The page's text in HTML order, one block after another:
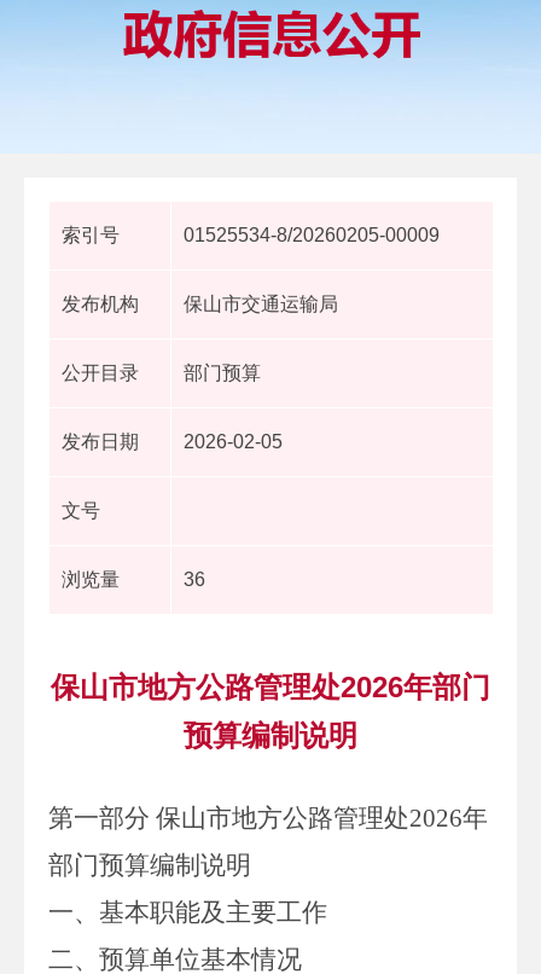
索引号 01525534-8/20260205-00009
发布机构 保山市交通运输局
公开目录 部门预算
发布日期 2026-02-05
文号
浏览量 36
保山市地方公路管理处2026年部门
预算编制说明
第一部分 保山市地方公路管理处2026年
部门预算编制说明
一、基本职能及主要工作
二、预算单位基本情况